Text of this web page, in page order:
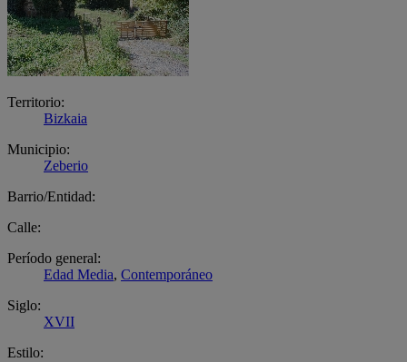
Territorio:
Bizkaia
Municipio:
Zeberio
Barrio/Entidad:
Calle:
Período general:
Edad Media, Contemporáneo
Siglo:
XVII
Estilo: